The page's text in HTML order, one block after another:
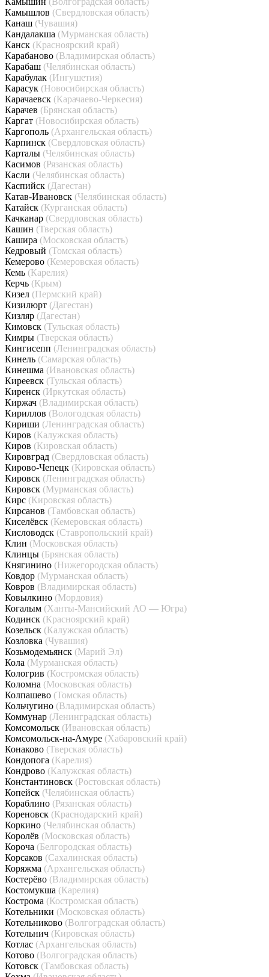
Камышлов (Свердловская область)
Канаш (Чувашия)
Кандалакша (Мурманская область)
Канск (Красноярский край)
Карабаново (Владимирская область)
Карабаш (Челябинская область)
Карабулак (Ингушетия)
Карасук (Новосибирская область)
Карачаевск (Карачаево-Черкесия)
Карачев (Брянская область)
Каргат (Новосибирская область)
Каргополь (Архангельская область)
Карпинск (Свердловская область)
Карталы (Челябинская область)
Касимов (Рязанская область)
Касли (Челябинская область)
Каспийск (Дагестан)
Катав-Ивановск (Челябинская область)
Катайск (Курганская область)
Качканар (Свердловская область)
Кашин (Тверская область)
Кашира (Московская область)
Кедровый (Томская область)
Кемерово (Кемеровская область)
Кемь (Карелия)
Керчь (Крым)
Кизел (Пермский край)
Кизилюрт (Дагестан)
Кизляр (Дагестан)
Кимовск (Тульская область)
Кимры (Тверская область)
Кингисепп (Ленинградская область)
Кинель (Самарская область)
Кинешма (Ивановская область)
Киреевск (Тульская область)
Киренск (Иркутская область)
Киржач (Владимирская область)
Кириллов (Вологодская область)
Кириши (Ленинградская область)
Киров (Калужская область)
Киров (Кировская область)
Кировград (Свердловская область)
Кирово-Чепецк (Кировская область)
Кировск (Ленинградская область)
Кировск (Мурманская область)
Кирс (Кировская область)
Кирсанов (Тамбовская область)
Киселёвск (Кемеровская область)
Кисловодск (Ставропольский край)
Клин (Московская область)
Клинцы (Брянская область)
Княгинино (Нижегородская область)
Ковдор (Мурманская область)
Ковров (Владимирская область)
Ковылкино (Мордовия)
Когалым (Ханты-Мансийский АО — Югра)
Кодинск (Красноярский край)
Козельск (Калужская область)
Козловка (Чувашия)
Козьмодемьянск (Марий Эл)
Кола (Мурманская область)
Кологрив (Костромская область)
Коломна (Московская область)
Колпашево (Томская область)
Кольчугино (Владимирская область)
Коммунар (Ленинградская область)
Комсомольск (Ивановская область)
Комсомольск-на-Амуре (Хабаровский край)
Конаково (Тверская область)
Кондопога (Карелия)
Кондрово (Калужская область)
Константиновск (Ростовская область)
Копейск (Челябинская область)
Кораблино (Рязанская область)
Кореновск (Краснодарский край)
Коркино (Челябинская область)
Королёв (Московская область)
Короча (Белгородская область)
Корсаков (Сахалинская область)
Коряжма (Архангельская область)
Костерёво (Владимирская область)
Костомукша (Карелия)
Кострома (Костромская область)
Котельники (Московская область)
Котельниково (Волгоградская область)
Котельнич (Кировская область)
Котлас (Архангельская область)
Котово (Волгоградская область)
Котовск (Тамбовская область)